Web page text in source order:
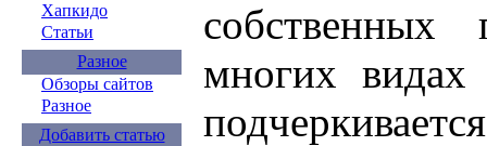
Хапкидо
Статьи
Разное
Обзоры сайтов
Разное
Добавить статью
многих видах